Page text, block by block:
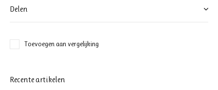
Delen
Toevoegen aan vergelijking
Recente artikelen